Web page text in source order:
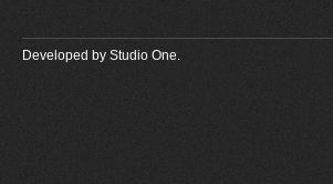
Developed by Studio One.